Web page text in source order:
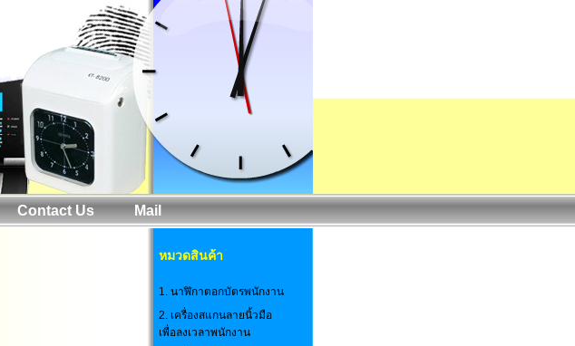
Contact Us Mail
หมวดสินค้า
1. นาฬิกาตอกบัตรพนักงาน
2. เครื่องสแกนลายนิ้วมือ
เพื่อลงเวลาพนักงาน